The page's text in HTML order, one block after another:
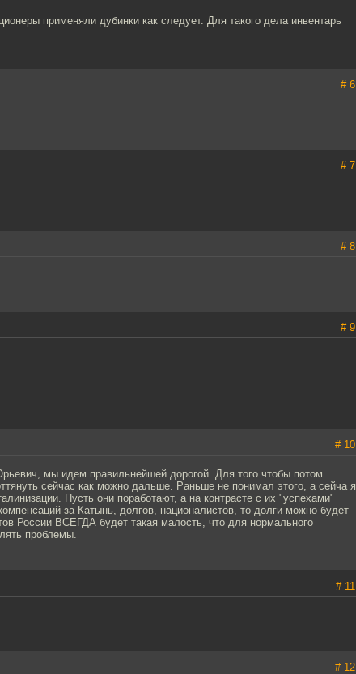
применяли дубинки как следует. Для такого дела инвентарь
# 6
# 7
# 8
# 9
# 10
мы идем правильнейшей дорогой. Для того чтобы потом
сейчас как можно дальше. Раньше не понимал этого, а сейча я
Пусть они поработают, а на контрасте с их "успехами"
за Катынь, долгов, националистов, то долги можно будет
России ВСЕГДА будет такая малость, что для нормального
проблемы.
# 11
# 12